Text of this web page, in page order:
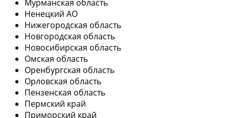
Мурманская область
Ненецкий АО
Нижегородская область
Новгородская область
Новосибирская область
Омская область
Оренбургская область
Орловская область
Пензенская область
Пермский край
Приморский край